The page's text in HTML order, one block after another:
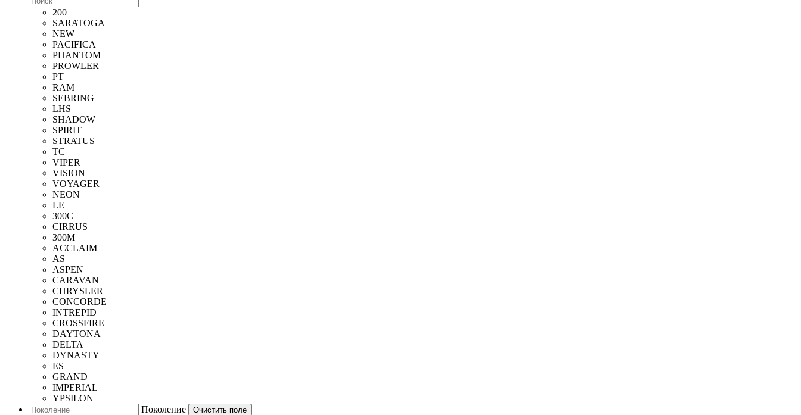
200
SARATOGA
NEW
PACIFICA
PHANTOM
PROWLER
PT
RAM
SEBRING
LHS
SHADOW
SPIRIT
STRATUS
TC
VIPER
VISION
VOYAGER
NEON
LE
300C
CIRRUS
300M
ACCLAIM
AS
ASPEN
CARAVAN
CHRYSLER
CONCORDE
INTREPID
CROSSFIRE
DAYTONA
DELTA
DYNASTY
ES
GRAND
IMPERIAL
YPSILON
Поколение
Очистить поле